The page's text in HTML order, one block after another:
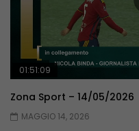
01:51:09
Zona Sport – 14/05/2026
MAGGIO 14, 2026